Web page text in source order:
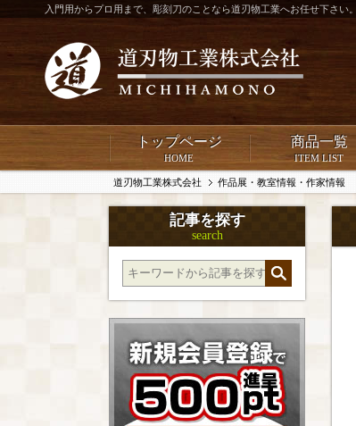
入門用からプロ用まで、彫刻刀のことなら道刃物工業へお任せ下さい。
トップページ
HOME
商品一覧
ITEM LIST
道刃物工業株式会社 作品展・教室情報・作家情報
記事を探す
search